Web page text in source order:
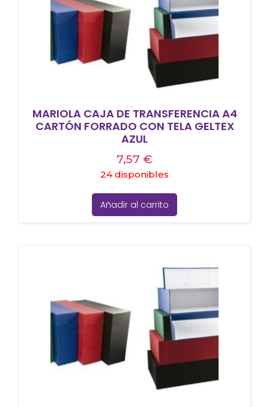
MARIOLA CAJA DE TRANSFERENCIA A4
CARTÓN FORRADO CON TELA GELTEX
AZUL
7,57 €
24 disponibles
Añadir al carrito